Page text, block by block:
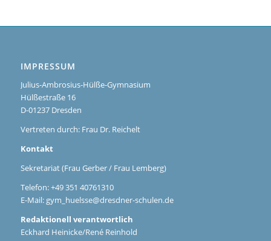
IMPRESSUM
Julius-Ambrosius-Hülße-Gymnasium
Hülßestraße 16
D-01237 Dresden
Vertreten durch: Frau Dr. Reichelt
Kontakt
Sekretariat (Frau Gerber / Frau Lemberg)
Telefon: +49 351 40761310
E-Mail: gym_huelsse@dresdner-schulen.de
Redaktionell verantwortlich
Eckhard Heinicke/René Reinhold